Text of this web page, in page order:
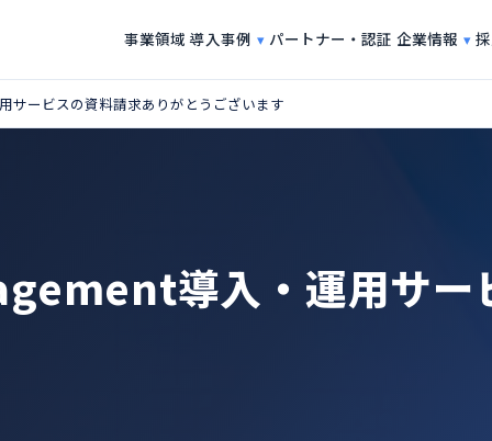
事業領域 導入事例 パートナー・認証 企業情報
サービスの資料請求ありがとうございます
導入・運用サー